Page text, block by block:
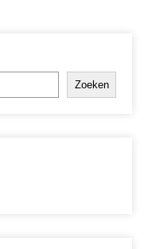
Zoeken